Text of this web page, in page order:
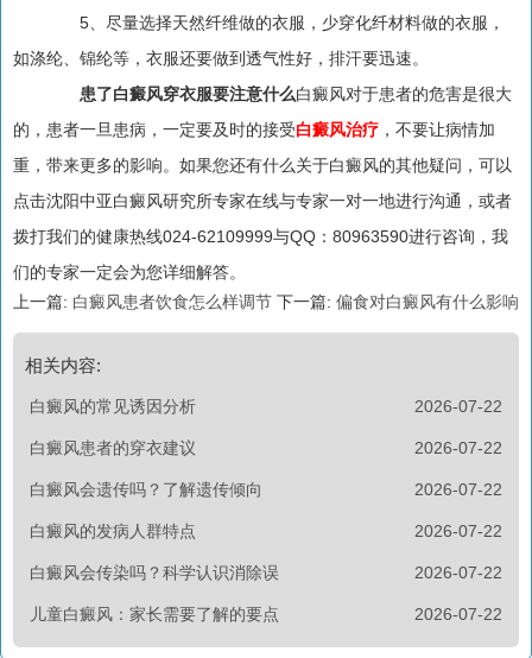
5、尽量选择天然纤维做的衣服，少穿化纤材料做的衣服，
如涤纶、锦纶等，衣服还要做到透气性好，排汗要迅速。
患了白癜风穿衣服要注意什么白癜风对于患者的危害是很大
的，患者一旦患病，一定要及时的接受白癜风治疗 ，不要让病情加
重，带来更多的影响。如果您还有什么关于白癜风的其他疑问，可以
点击沈阳中亚白癜风研究所专家在线与专家一对一地进行沟通，或者
拨打我们的健康热线024-62109999与QQ：80963590进行咨询，我
们的专家一定会为您详细解答。
上一篇: 白癜风患者饮食怎么样调节 下一篇: 偏食对白癜风有什么影响
相关内容:
2026-07-22
白癜风的常见诱因分析
2026-07-22
白癜风患者的穿衣建议
2026-07-22
白癜风会遗传吗？了解遗传倾向
2026-07-22
白癜风的发病人群特点
2026-07-22
白癜风会传染吗？科学认识消除误
2026-07-22
儿童白癜风：家长需要了解的要点